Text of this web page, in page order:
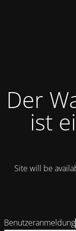
Der
ist
Site will be
Benutzeranmeldung